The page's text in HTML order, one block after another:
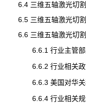
6.4 三维五轴激光切割
6.5 三维五轴激光切割
6.6 三维五轴激光切割
6.6.1 行业主管部门
6.6.2 行业相关政
6.6.3 美国对华关税
6.6.4 行业相关规